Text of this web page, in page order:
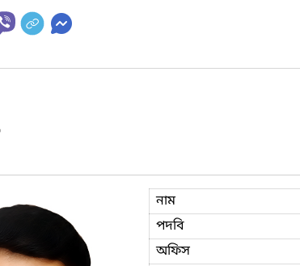
নাম
পদবি
অফিস